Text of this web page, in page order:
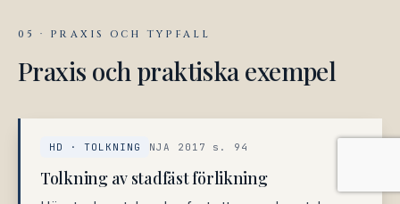
05 · PRAXIS OCH TYPFALL
Praxis och praktiska exempel
HD · TOLKNING NJA 2017 s. 94
Tolkning av stadfäst förlikning